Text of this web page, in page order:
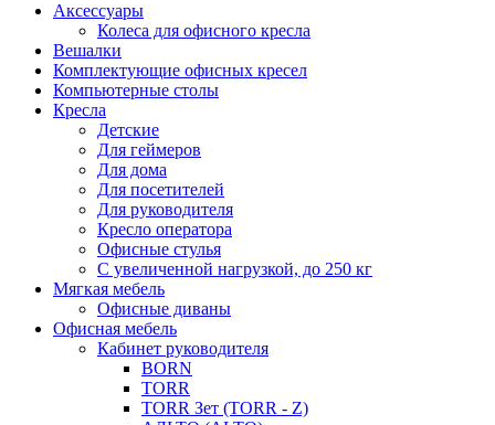
Аксессуары
Колеса для офисного кресла
Вешалки
Комплектующие офисных кресел
Компьютерные столы
Кресла
Детские
Для геймеров
Для дома
Для посетителей
Для руководителя
Кресло оператора
Офисные стулья
С увеличенной нагрузкой, до 250 кг
Мягкая мебель
Офисные диваны
Офисная мебель
Кабинет руководителя
BORN
TORR
TORR Зет (TORR - Z)